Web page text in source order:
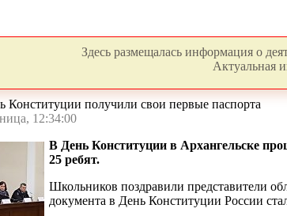
Здесь размещалась информация о
Актуальная
Конституции получили свои первые паспорта
12:34:00
В День Конституции в Архангельске
25 ребят.
Школьников поздравили представители
документа в День Конституции России